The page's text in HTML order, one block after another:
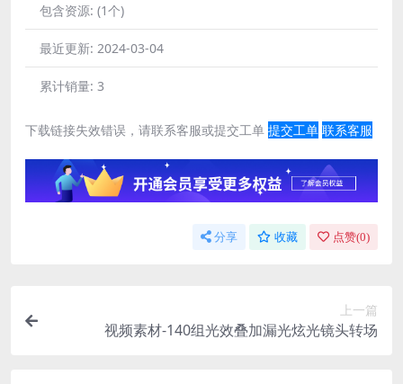
包含资源: (1个)
最近更新: 2024-03-04
累计销量: 3
下载链接失效错误，请联系客服或提交工单 提交工单 联系客服
分享 收藏 点赞(0)
上一篇
视频素材-140组光效叠加漏光炫光镜头转场